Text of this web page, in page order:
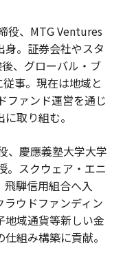
役、MTG Ventures
。証券会社やスタ
、グローバル・ブ
事。現在は地域と
ファンド運営を通じ
取り組む。
、慶應義塾大学大学
。スクウェア・エニ
飛騨信用組合へ入
ウドファンディン
地域通貨等新しい金
組み構築に貢献。